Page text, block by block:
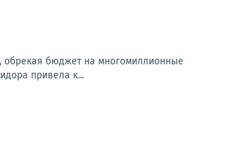
обрекая бюджет на многомиллионные
привела к...